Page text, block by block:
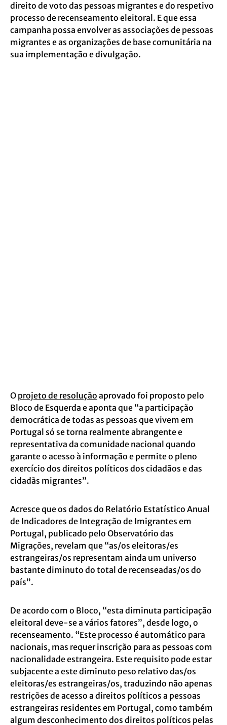
direito de voto das pessoas migrantes e do respetivo
processo de recenseamento eleitoral. E que essa
campanha possa envolver as associações de pessoas
migrantes e as organizações de base comunitária na
sua implementação e divulgação.
O projeto de resolução aprovado foi proposto pelo
Bloco de Esquerda e aponta que “a participação
democrática de todas as pessoas que vivem em
Portugal só se torna realmente abrangente e
representativa da comunidade nacional quando
garante o acesso à informação e permite o pleno
exercício dos direitos políticos dos cidadãos e das
cidadãs migrantes”.
Acresce que os dados do Relatório Estatístico Anual
de Indicadores de Integração de Imigrantes em
Portugal, publicado pelo Observatório das
Migrações, revelam que “as/os eleitoras/es
estrangeiras/os representam ainda um universo
bastante diminuto do total de recenseadas/os do
país”.
De acordo com o Bloco, “esta diminuta participação
eleitoral deve-se a vários fatores”, desde logo, o
recenseamento. “Este processo é automático para
nacionais, mas requer inscrição para as pessoas com
nacionalidade estrangeira. Este requisito pode estar
subjacente a este diminuto peso relativo das/os
eleitoras/es estrangeiras/os, traduzindo não apenas
restrições de acesso a direitos políticos a pessoas
estrangeiras residentes em Portugal, como também
algum desconhecimento dos direitos políticos pelas